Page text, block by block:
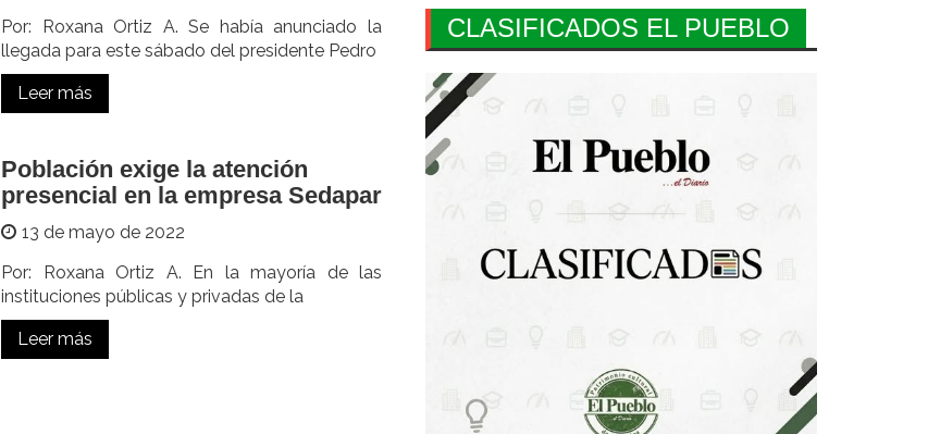
Por: Roxana Ortiz A. Se había anunciado la
llegada para este sábado del presidente Pedro
Leer más
Población exige la atención
presencial en la empresa Sedapar
13 de mayo de 2022
Por: Roxana Ortiz A. En la mayoría de las
instituciones públicas y privadas de la
Leer más
CLASIFICADOS EL PUEBLO